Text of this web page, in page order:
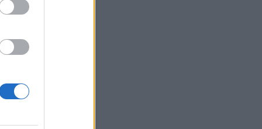
Λαού,
για